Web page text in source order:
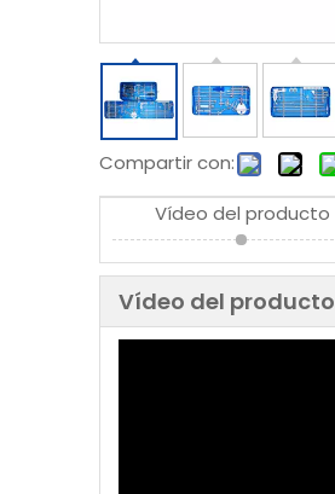
Compartir con:
Vídeo del producto
Vídeo del producto